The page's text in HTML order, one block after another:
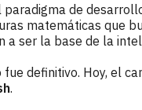
de
matemáticas que
a ser la base de la
definitivo. Hoy, el
.